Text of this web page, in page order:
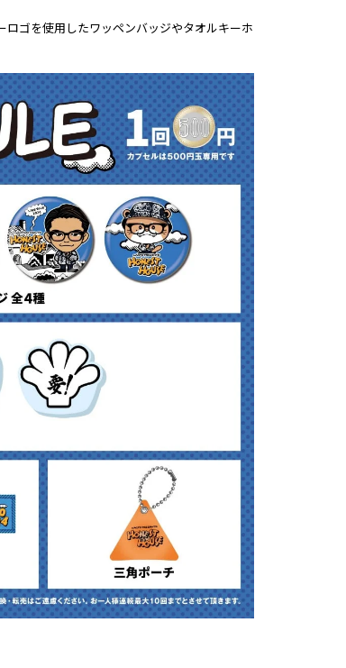
ゴを使用したワッペンバッジやタオルキーホ